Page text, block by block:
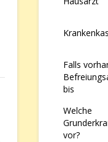
Falls
bis
Welche
vor?